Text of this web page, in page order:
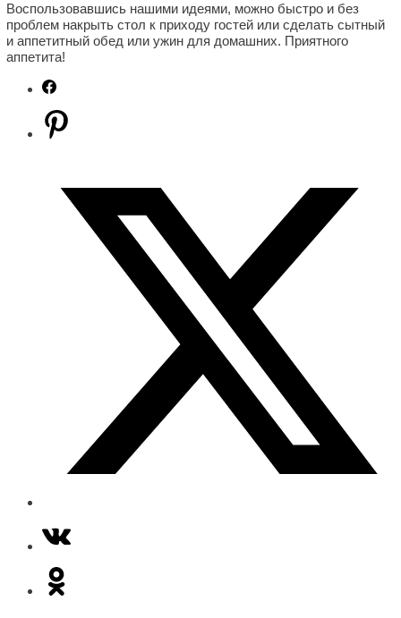
Воспользовавшись нашими идеями, можно быстро и без
проблем накрыть стол к приходу гостей или сделать сытный
и аппетитный обед или ужин для домашних. Приятного
аппетита!